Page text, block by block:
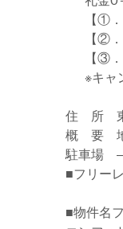
【①
【②
【③
※キャ
住 所 東
概 要 地
駐車場
■フリー
■物件名